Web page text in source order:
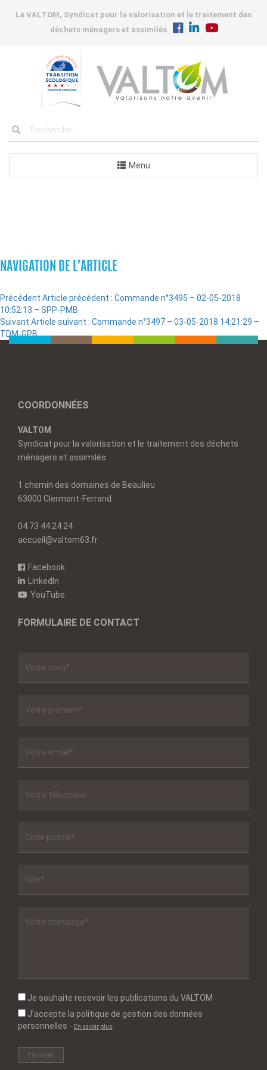
Le VALTOM, Syndicat pour la valorisation et le traitement des
déchets ménagers et assimilés
Menu
NAVIGATION DE L’ARTICLE
Précédent Article précédent : Commande n°3495 – 02-05-2018
10:52:13 – SPP-PMB
Suivant Article suivant : Commande n°3497 – 03-05-2018 14:21:29 –
TDM-GPB
COORDONNÉES
VALTOM
Syndicat pour la valorisation et le traitement des déchets
ménagers et assimilés
1 chemin des domaines de Beaulieu
63000 Clermont-Ferrand
04 73 44 24 24
accueil@valtom63.fr
Facebook
LinkedIn
YouTube
FORMULAIRE DE CONTACT
Je souhaite recevoir les publications du VALTOM
J'accepte la politique de gestion des données
personnelles - En savoir plus